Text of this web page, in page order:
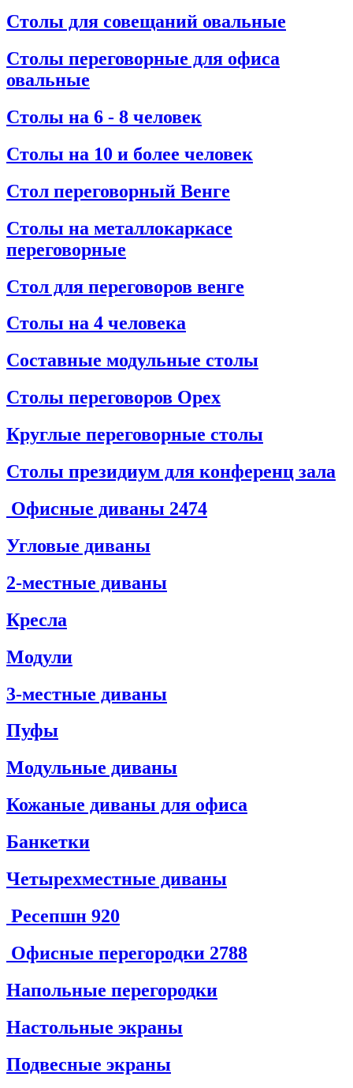
Столы для совещаний овальные
Столы переговорные для офиса
овальные
Столы на 6 - 8 человек
Столы на 10 и более человек
Стол переговорный Венге
Столы на металлокаркасе
переговорные
Стол для переговоров венге
Столы на 4 человека
Составные модульные столы
Столы переговоров Орех
Круглые переговорные столы
Столы президиум для конференц зала
Офисные диваны 2474
Угловые диваны
2-местные диваны
Кресла
Модули
3-местные диваны
Пуфы
Модульные диваны
Кожаные диваны для офиса
Банкетки
Четырехместные диваны
Ресепшн 920
Офисные перегородки 2788
Напольные перегородки
Настольные экраны
Подвесные экраны